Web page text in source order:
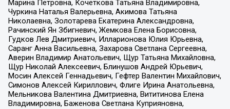
Марина Петровна, Кочеткова Татьяна Владимировна,
Чуркина Наталья Валерьевна, Акимова Татьяна
Николаевна, Золотарева Екатерина Александровна,
Рачинский Ян Збигневич, Жемкова Елена Борисовна,
Гудков Лев Дмитриевич, Илларионова Юлия Юрьевна,
Саранг Анна Васильевна, Захарова Светлана Сергеевна,
Аверин Владимир Анатольевич, Щур Татьяна Михайловна,
Щур Николай Алексеевич, Блинушов Андрей Юрьевич,
Мосин Алексей Геннадьевич, Гефтер Валентин Михайлович,
Симонов Алексей Кириллович, Флиге Ирина Анатольевна,
Мельникова Валентина Дмитриевна, Вититинова Елена
Владимировна, Баженова Светлана Куприяновна,